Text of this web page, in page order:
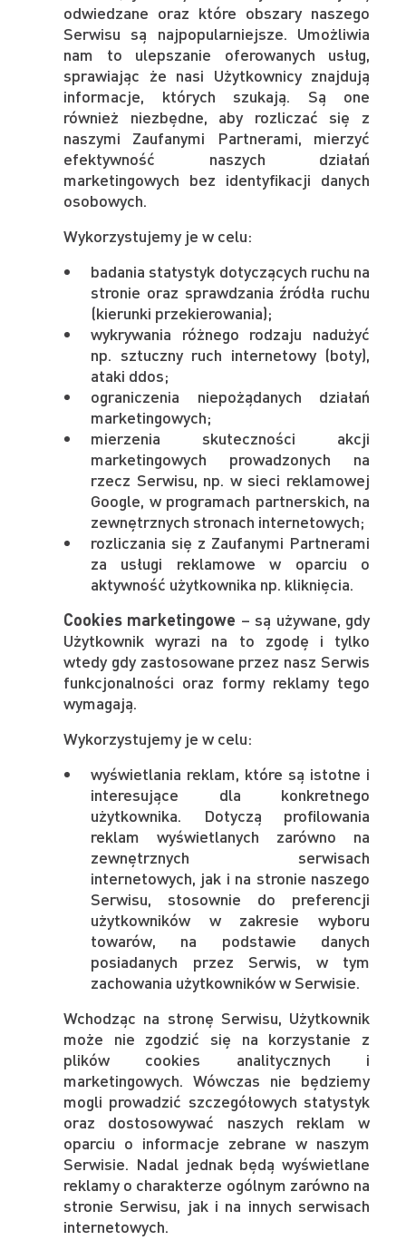
odwiedzane oraz które obszary naszego
Serwisu są najpopularniejsze. Umożliwia
nam to ulepszanie oferowanych usług,
sprawiając że nasi Użytkownicy znajdują
informacje, których szukają. Są one
również niezbędne, aby rozliczać się z
naszymi Zaufanymi Partnerami, mierzyć
efektywność naszych działań
marketingowych bez identyfikacji danych
osobowych.
Wykorzystujemy je w celu:
badania statystyk dotyczących ruchu na
stronie oraz sprawdzania źródła ruchu
(kierunki przekierowania);
wykrywania różnego rodzaju nadużyć
np. sztuczny ruch internetowy (boty),
ataki ddos;
ograniczenia niepożądanych działań
marketingowych;
mierzenia skuteczności akcji
marketingowych prowadzonych na
rzecz Serwisu, np. w sieci reklamowej
Google, w programach partnerskich, na
zewnętrznych stronach internetowych;
rozliczania się z Zaufanymi Partnerami
za usługi reklamowe w oparciu o
aktywność użytkownika np. kliknięcia.
Cookies marketingowe – są używane, gdy
Użytkownik wyrazi na to zgodę i tylko
wtedy gdy zastosowane przez nasz Serwis
funkcjonalności oraz formy reklamy tego
wymagają.
Wykorzystujemy je w celu:
wyświetlania reklam, które są istotne i
interesujące dla konkretnego
użytkownika. Dotyczą profilowania
reklam wyświetlanych zarówno na
zewnętrznych serwisach
internetowych, jak i na stronie naszego
Serwisu, stosownie do preferencji
użytkowników w zakresie wyboru
towarów, na podstawie danych
posiadanych przez Serwis, w tym
zachowania użytkowników w Serwisie.
Wchodząc na stronę Serwisu, Użytkownik
może nie zgodzić się na korzystanie z
plików cookies analitycznych i
marketingowych. Wówczas nie będziemy
mogli prowadzić szczegółowych statystyk
oraz dostosowywać naszych reklam w
oparciu o informacje zebrane w naszym
Serwisie. Nadal jednak będą wyświetlane
reklamy o charakterze ogólnym zarówno na
stronie Serwisu, jak i na innych serwisach
internetowych.